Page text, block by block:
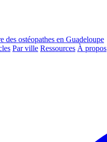
des ostéopathes en Guadeloupe
Par ville Ressources À propos